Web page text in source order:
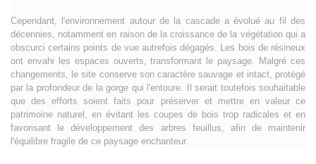
Cependant, l'environnement autour de la cascade a évolué au fil des
décennies, notamment en raison de la croissance de la végétation qui a
obscurci certains points de vue autrefois dégagés. Les bois de résineux
ont envahi les espaces ouverts, transformant le paysage. Malgré ces
changements, le site conserve son caractère sauvage et intact, protégé
par la profondeur de la gorge qui l'entoure. Il serait toutefois souhaitable
que des efforts soient faits pour préserver et mettre en valeur ce
patrimoine naturel, en évitant les coupes de bois trop radicales et en
favorisant le développement des arbres feuillus, afin de maintenir
l'équilibre fragile de ce paysage enchanteur.